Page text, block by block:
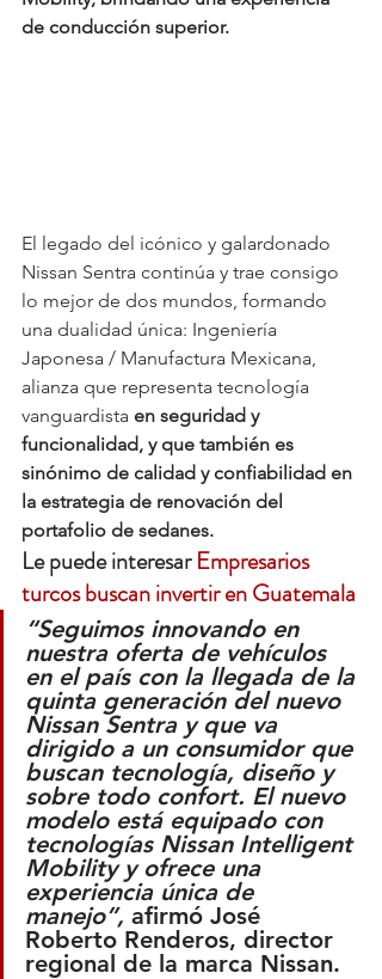
de conducción superior.
El legado del icónico y galardonado
Nissan Sentra continúa y trae consigo
lo mejor de dos mundos, formando
una dualidad única: Ingeniería
Japonesa / Manufactura Mexicana,
alianza que representa tecnología
vanguardista en seguridad y
funcionalidad, y que también es
sinónimo de calidad y confiabilidad en
la estrategia de renovación del
portafolio de sedanes.
Le puede interesar Empresarios
turcos buscan invertir en Guatemala
“Seguimos innovando en
nuestra oferta de vehículos
en el país con la llegada de la
quinta generación del nuevo
Nissan Sentra y que va
dirigido a un consumidor que
buscan tecnología, diseño y
sobre todo confort. El nuevo
modelo está equipado con
tecnologías Nissan Intelligent
Mobility y ofrece una
experiencia única de
manejo”, afirmó José
Roberto Renderos, director
regional de la marca Nissan.